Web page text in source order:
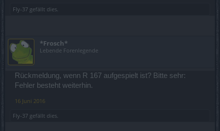
Fly-37 gefällt dies.
*Frosch*
Lebende Forenlegende
Rückmeldung, wenn R 167 aufgespielt ist? Bitte sehr:
Fehler besteht weiterhin.
16 Juni 2016
Fly-37 gefällt dies.